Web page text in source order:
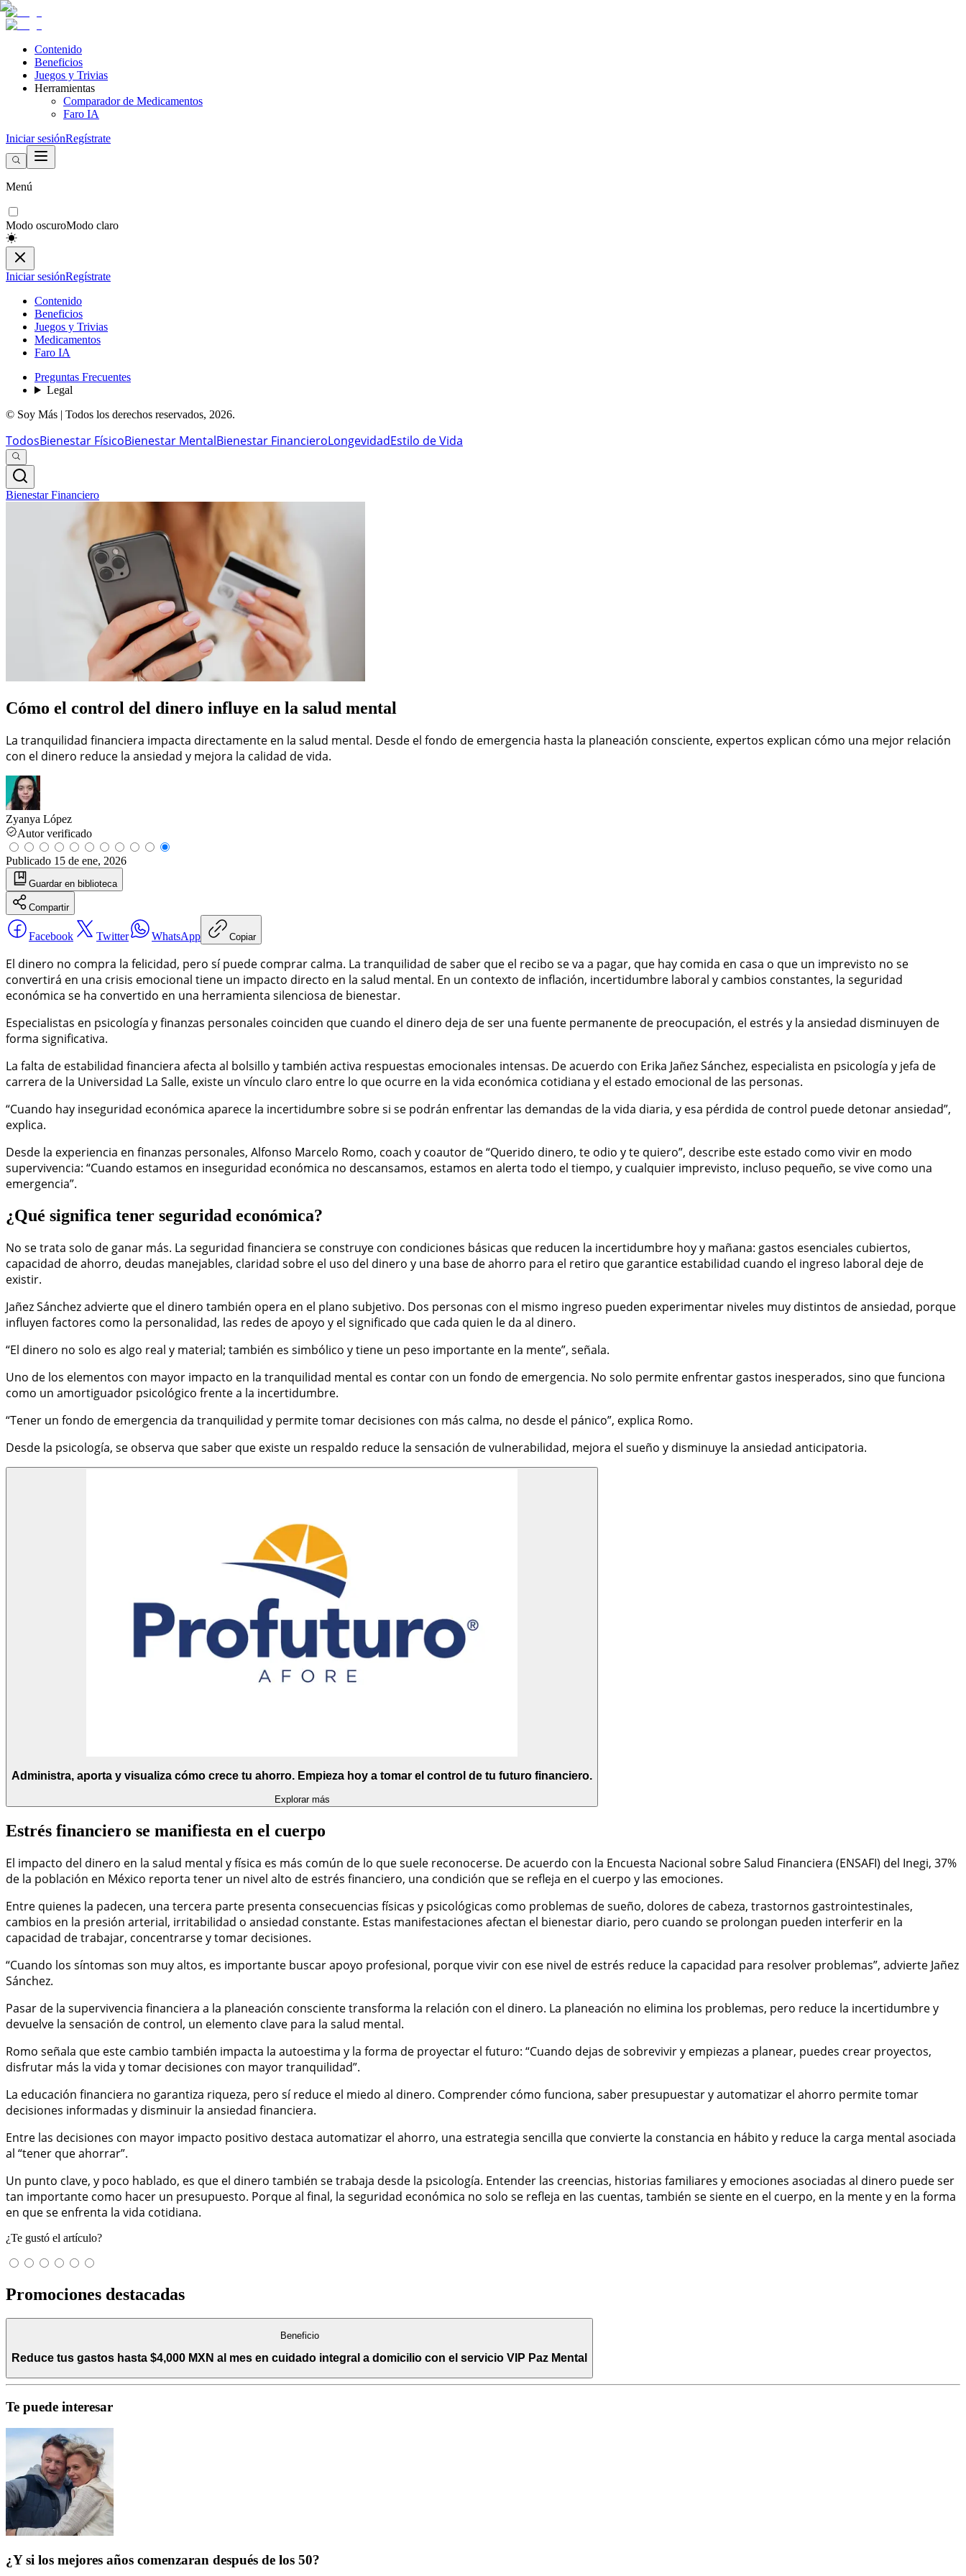
Contenido
Beneficios
Juegos y Trivias
Herramientas
Comparador de Medicamentos
Faro IA
Iniciar sesiónRegístrate
Menú
Modo oscuroModo claro
Iniciar sesiónRegístrate
Contenido
Beneficios
Juegos y Trivias
Medicamentos
Faro IA
Preguntas Frecuentes
Legal
© Soy Más | Todos los derechos reservados, 2026.
TodosBienestar FísicoBienestar MentalBienestar FinancieroLongevidadEstilo de Vida
Bienestar Financiero
Cómo el control del dinero influye en la salud mental
La tranquilidad financiera impacta directamente en la salud mental. Desde el fondo de emergencia hasta la planeación consciente, expertos explican cómo una mejor relación
con el dinero reduce la ansiedad y mejora la calidad de vida.
Zyanya López
Autor verificado
Publicado 15 de ene, 2026
Guardar en biblioteca
Compartir
Facebook Twitter WhatsApp Copiar
El dinero no compra la felicidad, pero sí puede comprar calma. La tranquilidad de saber que el recibo se va a pagar, que hay comida en casa o que un imprevisto no se
convertirá en una crisis emocional tiene un impacto directo en la salud mental. En un contexto de inflación, incertidumbre laboral y cambios constantes, la seguridad
económica se ha convertido en una herramienta silenciosa de bienestar.
Especialistas en psicología y finanzas personales coinciden que cuando el dinero deja de ser una fuente permanente de preocupación, el estrés y la ansiedad disminuyen de
forma significativa.
La falta de estabilidad financiera afecta al bolsillo y también activa respuestas emocionales intensas. De acuerdo con Erika Jañez Sánchez, especialista en psicología y jefa de
carrera de la Universidad La Salle, existe un vínculo claro entre lo que ocurre en la vida económica cotidiana y el estado emocional de las personas.
“Cuando hay inseguridad económica aparece la incertidumbre sobre si se podrán enfrentar las demandas de la vida diaria, y esa pérdida de control puede detonar ansiedad”,
explica.
Desde la experiencia en finanzas personales, Alfonso Marcelo Romo, coach y coautor de “Querido dinero, te odio y te quiero”, describe este estado como vivir en modo
supervivencia: “Cuando estamos en inseguridad económica no descansamos, estamos en alerta todo el tiempo, y cualquier imprevisto, incluso pequeño, se vive como una
emergencia”.
¿Qué significa tener seguridad económica?
No se trata solo de ganar más. La seguridad financiera se construye con condiciones básicas que reducen la incertidumbre hoy y mañana: gastos esenciales cubiertos,
capacidad de ahorro, deudas manejables, claridad sobre el uso del dinero y una base de ahorro para el retiro que garantice estabilidad cuando el ingreso laboral deje de
existir.
Jañez Sánchez advierte que el dinero también opera en el plano subjetivo. Dos personas con el mismo ingreso pueden experimentar niveles muy distintos de ansiedad, porque
influyen factores como la personalidad, las redes de apoyo y el significado que cada quien le da al dinero.
“El dinero no solo es algo real y material; también es simbólico y tiene un peso importante en la mente”, señala.
Uno de los elementos con mayor impacto en la tranquilidad mental es contar con un fondo de emergencia. No solo permite enfrentar gastos inesperados, sino que funciona
como un amortiguador psicológico frente a la incertidumbre.
“Tener un fondo de emergencia da tranquilidad y permite tomar decisiones con más calma, no desde el pánico”, explica Romo.
Desde la psicología, se observa que saber que existe un respaldo reduce la sensación de vulnerabilidad, mejora el sueño y disminuye la ansiedad anticipatoria.
Administra, aporta y visualiza cómo crece tu ahorro. Empieza hoy a tomar el control de tu futuro financiero.
Explorar más
Estrés financiero se manifiesta en el cuerpo
El impacto del dinero en la salud mental y física es más común de lo que suele reconocerse. De acuerdo con la Encuesta Nacional sobre Salud Financiera (ENSAFI) del Inegi, 37%
de la población en México reporta tener un nivel alto de estrés financiero, una condición que se refleja en el cuerpo y las emociones.
Entre quienes la padecen, una tercera parte presenta consecuencias físicas y psicológicas como problemas de sueño, dolores de cabeza, trastornos gastrointestinales,
cambios en la presión arterial, irritabilidad o ansiedad constante. Estas manifestaciones afectan el bienestar diario, pero cuando se prolongan pueden interferir en la
capacidad de trabajar, concentrarse y tomar decisiones.
“Cuando los síntomas son muy altos, es importante buscar apoyo profesional, porque vivir con ese nivel de estrés reduce la capacidad para resolver problemas”, advierte Jañez
Sánchez.
Pasar de la supervivencia financiera a la planeación consciente transforma la relación con el dinero. La planeación no elimina los problemas, pero reduce la incertidumbre y
devuelve la sensación de control, un elemento clave para la salud mental.
Romo señala que este cambio también impacta la autoestima y la forma de proyectar el futuro: “Cuando dejas de sobrevivir y empiezas a planear, puedes crear proyectos,
disfrutar más la vida y tomar decisiones con mayor tranquilidad”.
La educación financiera no garantiza riqueza, pero sí reduce el miedo al dinero. Comprender cómo funciona, saber presupuestar y automatizar el ahorro permite tomar
decisiones informadas y disminuir la ansiedad financiera.
Entre las decisiones con mayor impacto positivo destaca automatizar el ahorro, una estrategia sencilla que convierte la constancia en hábito y reduce la carga mental asociada
al “tener que ahorrar”.
Un punto clave, y poco hablado, es que el dinero también se trabaja desde la psicología. Entender las creencias, historias familiares y emociones asociadas al dinero puede ser
tan importante como hacer un presupuesto. Porque al final, la seguridad económica no solo se refleja en las cuentas, también se siente en el cuerpo, en la mente y en la forma
en que se enfrenta la vida cotidiana.
¿Te gustó el artículo?
Promociones destacadas
Beneficio
Reduce tus gastos hasta $4,000 MXN al mes en cuidado integral a domicilio con el servicio VIP Paz Mental
Te puede interesar
¿Y si los mejores años comenzaran después de los 50?